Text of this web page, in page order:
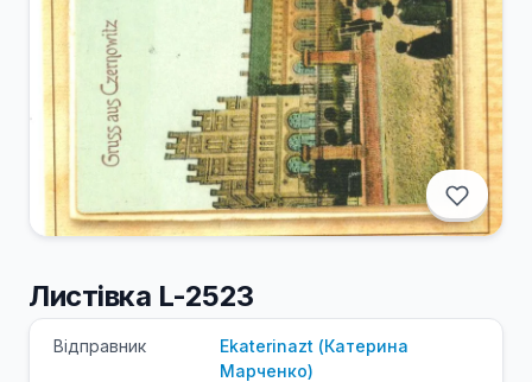
Листівка L-2523
Відправник Ekaterinazt (Катерина
Марченко)